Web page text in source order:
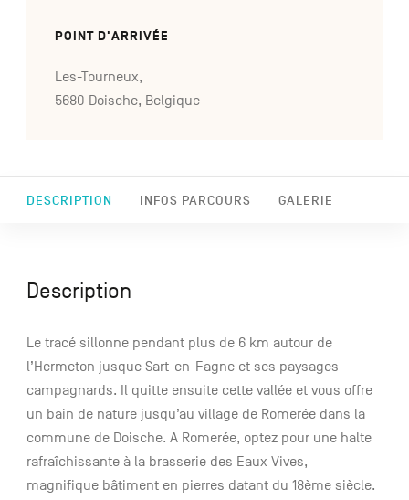
DESCRIPTION INFOS PARCOURS GALERIE
POINT D'ARRIVÉE
Les-Tourneux,
5680 Doische, Belgique
Description
Le tracé sillonne pendant plus de 6 km autour de
l’Hermeton jusque Sart-en-Fagne et ses paysages
campagnards. Il quitte ensuite cette vallée et vous offre
un bain de nature jusqu’au village de Romerée dans la
commune de Doische. A Romerée, optez pour une halte
rafraîchissante à la brasserie des Eaux Vives,
magnifique bâtiment en pierres datant du 18ème siècle.